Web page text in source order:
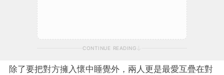
CONTINUE READING
除了要把對方擁入懷中睡覺外，兩人更是最愛互疊在對